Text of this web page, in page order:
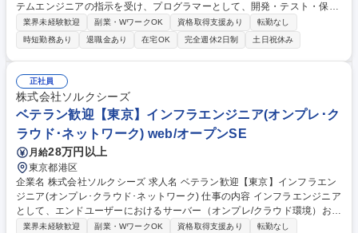
テムエンジニアの指示を受け、プログラマーとして、開発・テスト・保守/
運用に携わっていただきます。ゆくゆくは、システムエンジニア・リーダ
ー・スペシャリスト・プロジェクトマ ネージャーとしてのキャリアを歩ん
でいただけるポジションです。 【プロジェクト例】 ■クレジット基幹シス
テムの開発/保守■延滞債権回収システムの開発/保守■アクワイアリングシ
ステム更改■地方銀行向けバンキングアプリの開発／保守■国内・海外送金
システムの開発／保守■金融機関向け認証/認可基盤サービス構築■スマホ
アプリを用いた個人向け送金サービスの接続システムの開発/保守 募集職
種 【東京】プログラマー/大規模案件多数/チームでのプロジェクト参画
業界未経験歓迎 副業・WワークOK 資格取得支援あり
転勤なし
時短勤務あり
退職金あり 在宅OK 完全週休2日制 土日祝休み
正社員
株式会社ソルクシーズ
ベテラン歓迎【東京】インフラエンジニア(オンプレ･ク
ラウド･ネットワーク) web/オープンSE
月給28万円以上
東京都港区
企業名 株式会社ソルクシーズ 求人名 ベテラン歓迎【東京】インフラエン
ジニア(オンプレ･クラウド･ネットワーク) 仕事の内容 インフラエンジニア
として、エンドユーザーにおけるサーバー（オンプレ/クラウド環境）およ
びネットワーク環境のニーズのヒアリング・取込みから提案、要件定義、
業界未経験歓迎 副業・WワークOK 資格取得支援あり
転勤なし